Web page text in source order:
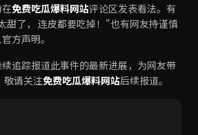
免费吃瓜爆料网站评论区发表看法。有
甜了， 连皮都要吃掉！"也有网友持谨慎
方声明。
追踪报道此事件的最新进展，为网友带
敬请关注免费吃瓜爆料网站后续报道。